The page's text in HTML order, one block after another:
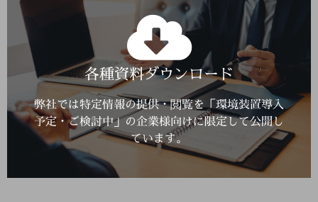
各種資料ダウンロード
弊社では特定情報の提供・閲覧を「環境装置導入
予定・ご検討中」の企業様向けに限定して公開し
ています。
詳しくはこちら
Click Here